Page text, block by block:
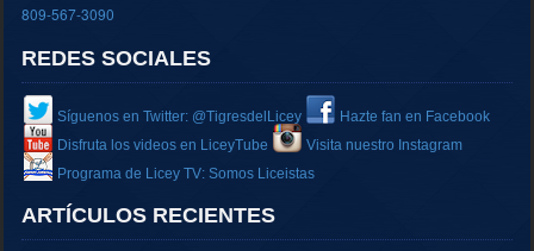
809-567-3090
REDES SOCIALES
Síguenos en Twitter: @TigresdelLicey
Hazte fan en Facebook
Disfruta los videos en LiceyTube
Visita nuestro Instagram
Programa de Licey TV: Somos Liceistas
ARTÍCULOS RECIENTES